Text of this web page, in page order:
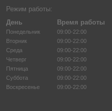
Режим работы:
День
Время работы
Понедельник
09:00-22:00
Вторник
09:00-22:00
Среда
09:00-22:00
Четверг
09:00-22:00
Пятница
09:00-22:00
Суббота
09:00-22:00
Воскресенье
09:00-22:00